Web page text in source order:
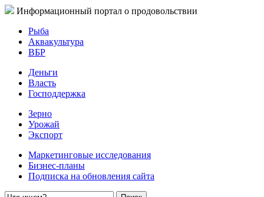
Информационный портал о продовольствии
Рыба
Аквакультура
ВБР
Деньги
Власть
Господдержка
Зерно
Урожай
Экспорт
Маркетинговые исследования
Бизнес-планы
Подписка на обновления сайта